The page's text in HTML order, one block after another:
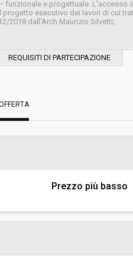
e progettuale. L'accesso
progetto esecutivo dei lavori di cui
2018 dall'Arch.Maurizio Silvetti;
REQUISITI DI PARTECIPAZIONE
Prezzo più basso